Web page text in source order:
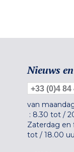
Nieuws
+33 (0)4 84
van
: 8.30 tot /
Zaterdag en
tot / 18.00